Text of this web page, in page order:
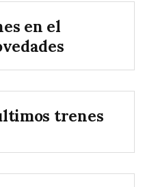
en el
trenes